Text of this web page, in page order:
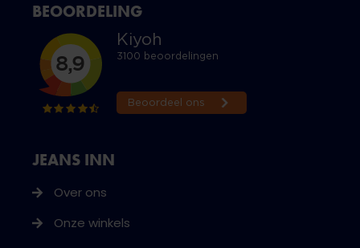
JEANS INN
Over ons
Onze winkels
BEOORDELING